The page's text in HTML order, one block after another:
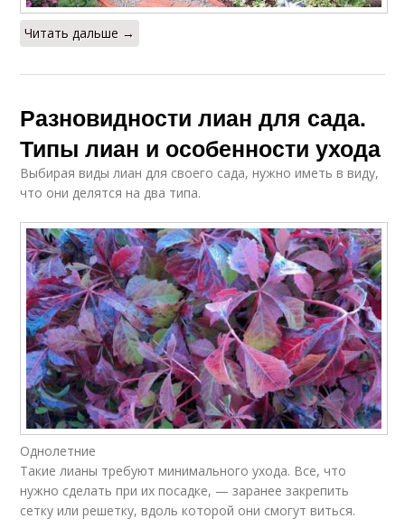
Читать дальше →
Разновидности лиан для сада.
Типы лиан и особенности ухода
Выбирая виды лиан для своего сада, нужно иметь в виду,
что они делятся на два типа.
Однолетние
Такие лианы требуют минимального ухода. Все, что
нужно сделать при их посадке, — заранее закрепить
сетку или решетку, вдоль которой они смогут виться.